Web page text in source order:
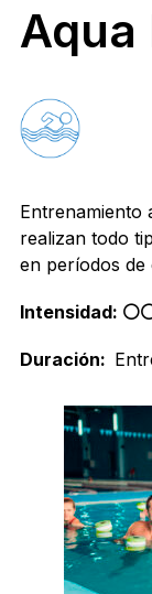
Aqua
Entrenamiento
realizan todo
en períodos de
Intensidad:
Duración: